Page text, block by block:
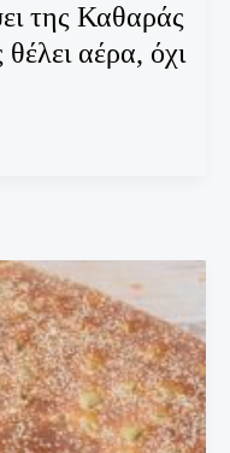
της Καθαράς
αέρα, όχι